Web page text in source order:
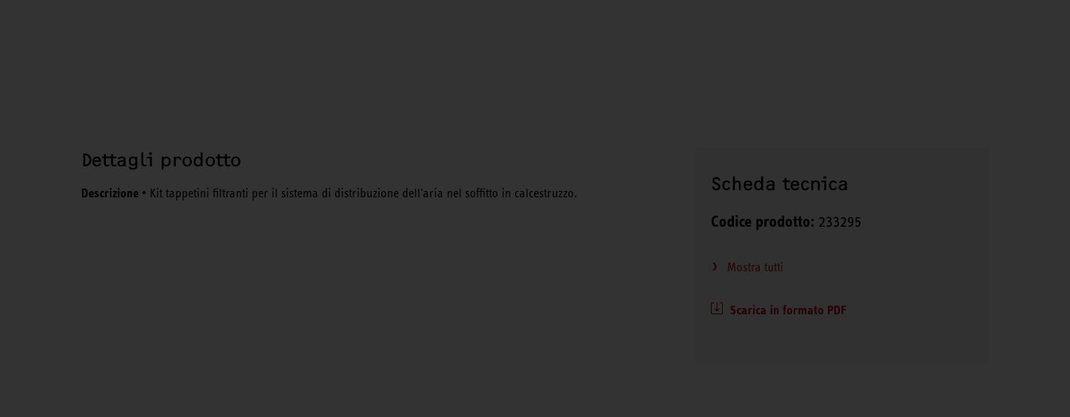
Dettagli prodotto
Descrizione • Kit tappetini filtranti per il sistema di distribuzione dell'aria nel soffitto in calcestruzzo. Scheda tecnica
Codice prodotto: 233295
Mostra tutti
Scarica in formato PDF